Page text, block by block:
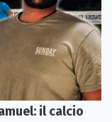
il calcio